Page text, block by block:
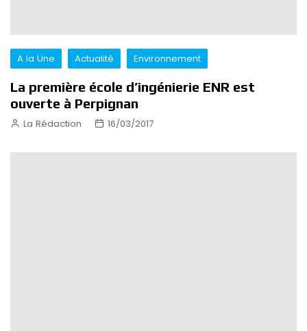
A la Une Actualité Environnement
La première école d’ingénierie ENR est
ouverte à Perpignan
La Rédaction 16/03/2017